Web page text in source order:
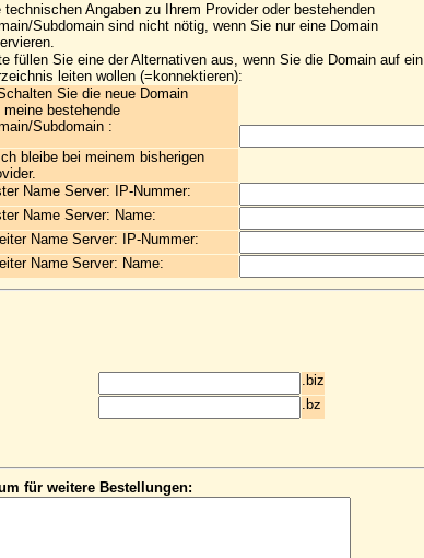
technischen Angaben zu Ihrem Provider oder bestehenden
Subdomain sind nicht nötig, wenn Sie nur eine Domain
füllen Sie eine der Alternativen aus, wenn Sie die Domain auf ein
leiten wollen (=konnektieren):
Sie die neue Domain
meine bestehende
Subdomain :
bleibe bei meinem bisherigen
Name Server: IP-Nummer:
Name Server: Name:
Name Server: IP-Nummer:
Name Server: Name:
.biz
.bz
für weitere Bestellungen: